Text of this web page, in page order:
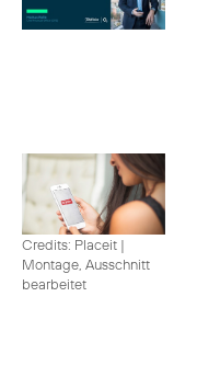
Credits: Placeit |
Montage, Ausschnitt
bearbeitet